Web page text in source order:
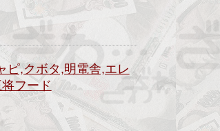
,クボタ,明電舎,エレ
フード